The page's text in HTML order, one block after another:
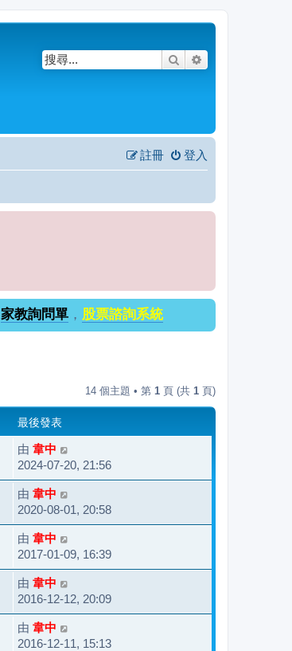
搜尋
登入
註冊
家教詢問單 ， 股票諮詢系統
14 個主題 • 第 1 頁 (共 1 頁)
最後發表
由 韋中
2024-07-20, 21:56
由 韋中
2020-08-01, 20:58
由 韋中
2017-01-09, 16:39
由 韋中
2016-12-12, 20:09
由 韋中
2016-12-11, 15:13